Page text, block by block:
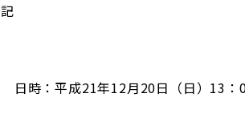
記
日時：平成21年12月20日（日）13：